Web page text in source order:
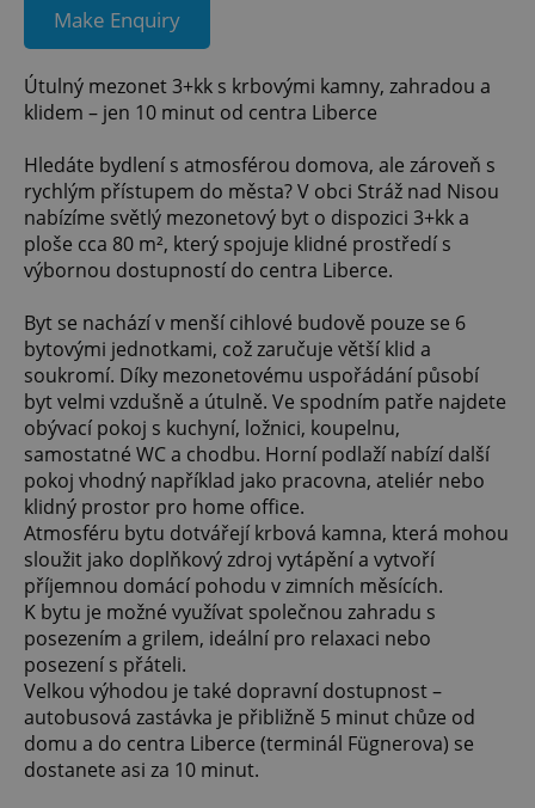
Make Enquiry
Útulný mezonet 3+kk s krbovými kamny, zahradou a
klidem – jen 10 minut od centra Liberce
Hledáte bydlení s atmosférou domova, ale zároveň s
rychlým přístupem do města? V obci Stráž nad Nisou
nabízíme světlý mezonetový byt o dispozici 3+kk a
ploše cca 80 m², který spojuje klidné prostředí s
výbornou dostupností do centra Liberce.
Byt se nachází v menší cihlové budově pouze se 6
bytovými jednotkami, což zaručuje větší klid a
soukromí. Díky mezonetovému uspořádání působí
byt velmi vzdušně a útulně. Ve spodním patře najdete
obývací pokoj s kuchyní, ložnici, koupelnu,
samostatné WC a chodbu. Horní podlaží nabízí další
pokoj vhodný například jako pracovna, ateliér nebo
klidný prostor pro home office.
Atmosféru bytu dotvářejí krbová kamna, která mohou
sloužit jako doplňkový zdroj vytápění a vytvoří
příjemnou domácí pohodu v zimních měsících.
K bytu je možné využívat společnou zahradu s
posezením a grilem, ideální pro relaxaci nebo
posezení s přáteli.
Velkou výhodou je také dopravní dostupnost –
autobusová zastávka je přibližně 5 minut chůze od
domu a do centra Liberce (terminál Fügnerova) se
dostanete asi za 10 minut.